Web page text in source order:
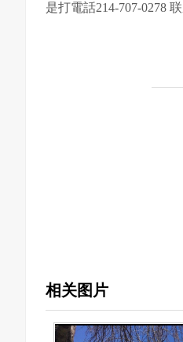
是打電話214-707-0278
相关图片